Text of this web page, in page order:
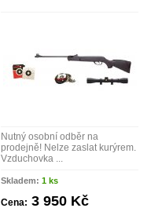
Nutný osobní odběr na
prodejně! Nelze zaslat kurýrem.
Vzduchovka ...
Skladem: 1 ks
Cena: 3 950 Kč